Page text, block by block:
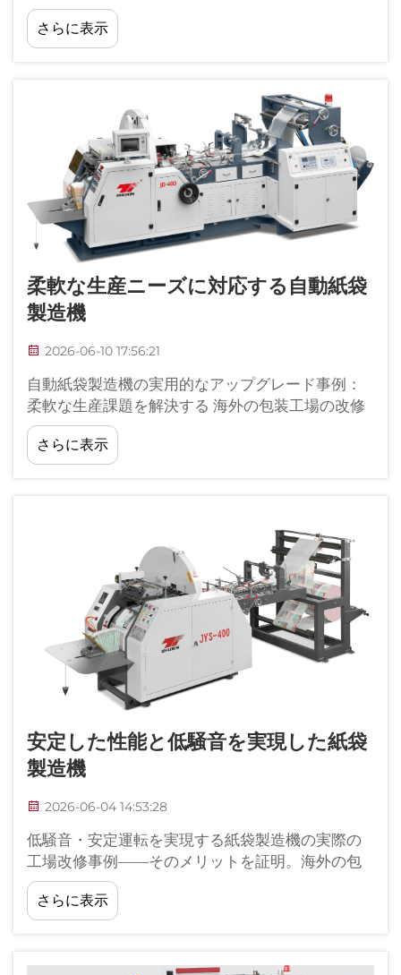
東南アジアの食品・ベーカリー業界における包装
設備改修プロジェクトを数年にわたり追跡調査し
た結果、現場で得られた明確な一次情報に基づく
さらに表示
柔軟な生産ニーズに対応する自動紙袋
製造機
2026-06-10 17:56:21
自動紙袋製造機の実用的なアップグレード事例：
柔軟な生産課題を解決する 海外の包装工場の改修
プロジェクトを長年にわたり追跡・調査した結
果、中小規模の工場が直面する一般的な生産ボト
ルネックについて明確な理解を得ました…
さらに表示
安定した性能と低騒音を実現した紙袋
製造機
2026-06-04 14:53:28
低騒音・安定運転を実現する紙袋製造機の実際の
工場改修事例——そのメリットを証明。海外の包
装工場における設備更新プロジェクトを長年にわ
たり追跡調査した結果、老朽化・高騒音・不安定
運転によって引き起こされる実際の課題につい
さらに表示